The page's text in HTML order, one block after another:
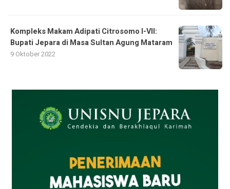
Kompleks Makam Adipati Citrosomo I-VII:
Bupati Jepara di Masa Sultan Agung Mataram
9 Oktober 2022